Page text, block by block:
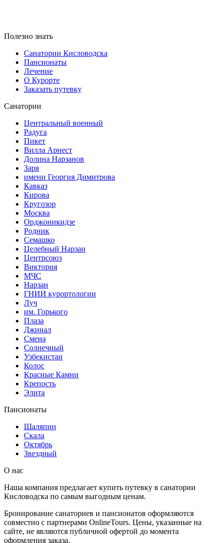
Полезно знать
Санатории Кисловодска
Пансионаты
Лечение
О Курорте
Заказать путевку
Санатории
Центральный военный
Радуга
Пикет
Вилла Арнест
Долина Нарзанов
Заря
имени Георгия Димитрова
Кавказ
Кирова
Кругозор
Москва
Орджоникидзе
Родник
Семашко
Целебный Нарзан
Центрсоюз
Виктория
МЧС
Нарзан
ГНИИ курортологии
Луч
им. Горького
Плаза
Джинал
Смена
Солнечный
Узбекистан
Колос
Красные Камни
Крепость
Элита
Пансионаты
Шаляпин
Скала
Октябрь
Звездный
О нас
Наша компания предлагает купить путевку в санатории
Кисловодска по самым выгодным ценам.
Бронирование санаториев и пансионатов оформляются
совместно с партнерами OnlineTours. Цены, указанные на
сайте, не являются публичной офертой до момента
оформления заказа.